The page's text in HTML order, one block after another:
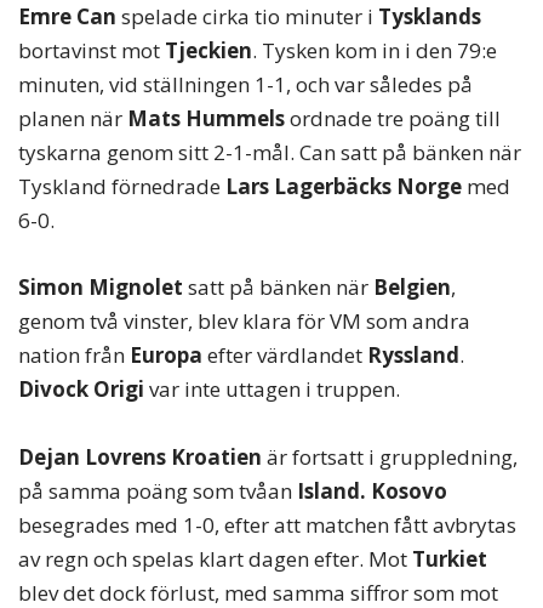
Emre Can spelade cirka tio minuter i Tysklands
bortavinst mot Tjeckien. Tysken kom in i den 79:e
minuten, vid ställningen 1-1, och var således på
planen när Mats Hummelsordnade tre poäng till
tyskarna genom sitt 2-1-mål. Can satt på bänken när
Tyskland förnedrade Lars Lagerbäcks Norge med
6-0.
Simon Mignolet satt på bänken när Belgien,
genom två vinster, blev klara för VM som andra
nation från Europa efter värdlandet Ryssland.
Divock Origi var inte uttagen i truppen.
Dejan Lovrens Kroatien är fortsatt i gruppledning,
på samma poäng som tvåan Island. Kosovo
besegrades med 1-0, efter att matchen fått avbrytas
av regn och spelas klart dagen efter. Mot Turkiet
blev det dock förlust, med samma siffror som mot